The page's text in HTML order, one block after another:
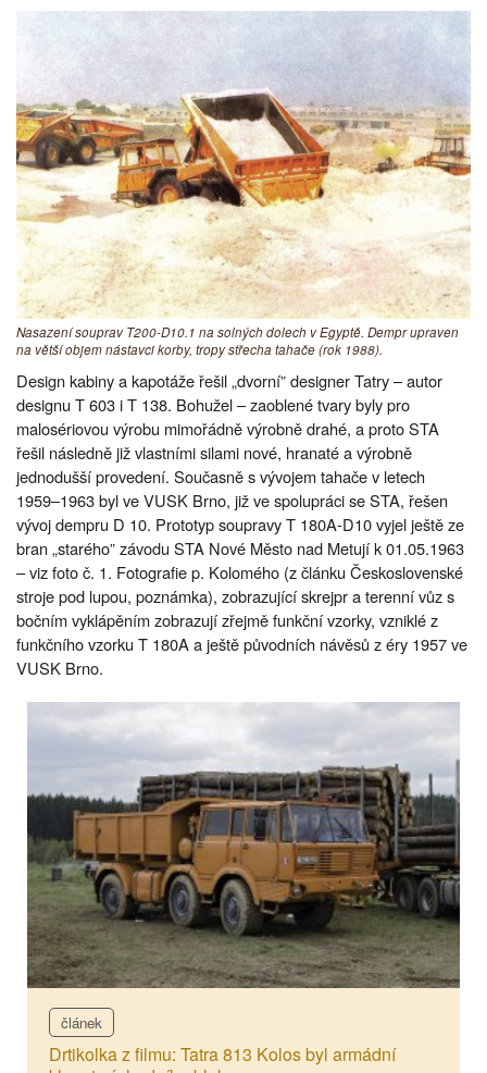
Nasazení souprav T200-D10.1 na solných dolech v Egyptě. Dempr upraven
na větší objem nástavci korby, tropy střecha tahače (rok 1988).
Design kabiny a kapotáže řešil „dvorní” designer Tatry – autor
designu T 603 i T 138. Bohužel – zaoblené tvary byly pro
malosériovou výrobu mimořádně výrobně drahé, a proto STA
řešil následně již vlastními silami nové, hranaté a výrobně
jednodušší provedení. Současně s vývojem tahače v letech
1959–1963 byl ve VUSK Brno, již ve spolupráci se STA, řešen
vývoj dempru D 10. Prototyp soupravy T 180A-D10 vyjel ještě ze
bran „starého” závodu STA Nové Město nad Metují k 01.05.1963
– viz foto č. 1. Fotografie p. Kolomého (z článku Československé
stroje pod lupou, poznámka), zobrazující skrejpr a terenní vůz s
bočním vyklápěním zobrazují zřejmě funkční vzorky, vzniklé z
funkčního vzorku T 180A a ještě původních návěsů z éry 1957 ve
VUSK Brno.
článek
Drtikolka z filmu: Tatra 813 Kolos byl armádní